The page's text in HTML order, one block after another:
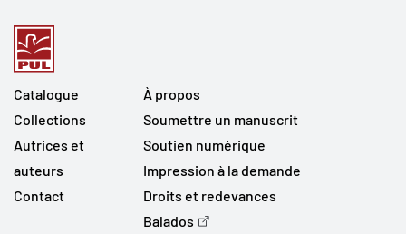
Catalogue
Collections
Autrices et
auteurs
Contact
À propos
Soumettre un manuscrit
Soutien numérique
Impression à la demande
Droits et redevances
Balados